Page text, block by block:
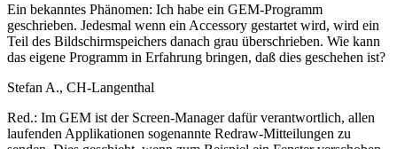
Ein bekanntes Phänomen: Ich habe ein GEM-Programm
geschrieben. Jedesmal wenn ein Accessory gestartet wird, wird ein
Teil des Bildschirmspeichers danach grau überschrieben. Wie kann
das eigene Programm in Erfahrung bringen, daß dies geschehen ist?
Stefan A., CH-Langenthal
Red.: Im GEM ist der Screen-Manager dafür verantwortlich, allen
laufenden Applikationen sogenannte Redraw-Mitteilungen zu